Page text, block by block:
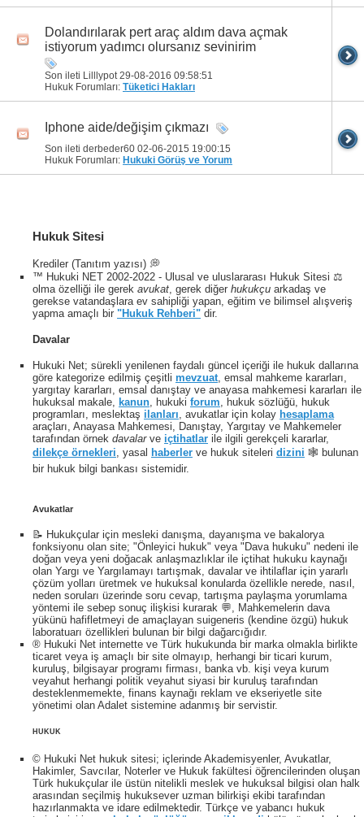
Dolandırılarak pert araç aldım dava açmak
istiyorum yadımcı olursanız sevinirim
Son ileti Lilllypot 29-08-2016 09:58:51
Hukuk Forumları: Tüketici Hakları
Iphone aide/değişim çıkmazı
Son ileti derbeder60 02-06-2015 19:00:15
Hukuk Forumları: Hukuki Görüş ve Yorum
Hukuk Sitesi
Krediler (Tanıtım yazısı) 💭
™ Hukuki NET 2002-2022 - Ulusal ve uluslararası Hukuk Sitesi ⚖️
olma özelliği ile gerek avukat , gerek diğer hukukçu arkadaş ve
gerekse vatandaşlara ev sahipliği yapan, eğitim ve bilimsel alışveriş
yapma amaçlı bir "Hukuk Rehberi" dir.
Davalar
Hukuki Net; sürekli yenilenen faydalı güncel içeriği ile hukuk dallarına
göre kategorize edilmiş çeşitli mevzuat, emsal mahkeme kararları,
yargıtay kararları, emsal danıştay ve anayasa mahkemesi kararları ile
hukuksal makale, kanun, hukuki forum, hukuk sözlüğü, hukuk
programları, meslektaş ilanları, avukatlar için kolay hesaplama
araçları, Anayasa Mahkemesi, Danıştay, Yargıtay ve Mahkemeler
tarafından örnek davalarve içtihatlar ile ilgili gerekçeli kararlar,
dilekçe örnekleri, yasal haberler ve hukuk siteleri dizini 🕸 bulunan
bir hukuk bilgi bankası sistemidir.
Avukatlar
📝 Hukukçular için mesleki danışma, dayanışma ve bakalorya
fonksiyonu olan site; "Önleyici hukuk" veya "Dava hukuku" nedeni ile
doğan veya yeni doğacak anlaşmazlıklar ile içtihat hukuku kaynağı
olan Yargı ve Yargılamayı tartışmak, davalar ve ihtilaflar için yararlı
çözüm yolları üretmek ve hukuksal konularda özellikle nerede, nasıl,
neden soruları üzerinde soru cevap, tartışma paylaşma yorumlama
yöntemi ile sebep sonuç ilişkisi kurarak 💬, Mahkemelerin dava
yükünü hafifletmeyi de amaçlayan suigeneris (kendine özgü) hukuk
laboratuarı özellikleri bulunan bir bilgi dağarcığıdır.
® Hukuki Net internette ve Türk hukukunda bir marka olmakla birlikte
ticaret veya iş amaçlı bir site olmayıp, herhangi bir ticari kurum,
kuruluş, bilgisayar programı firması, banka vb. kişi veya kurum
veyahut herhangi politik veyahut siyasi bir kuruluş tarafından
desteklenmemekte, finans kaynağı reklam ve ekseriyetle site
yönetimi olan Adalet sistemine adanmış bir servistir.
HUKUK
© Hukuki Net hukuk sitesi; içlerinde Akademisyenler, Avukatlar,
Hakimler, Savcılar, Noterler ve Hukuk fakültesi öğrencilerinden oluşan
Türk hukukçular ile üstün nitelikli meslek ve hukuksal bilgisi olan halk
arasından seçilmiş hukuksever uzman bilirkişi ekibi tarafından
hazırlanmakta ve idare edilmektedir. Türkçe ve yabancı hukuk